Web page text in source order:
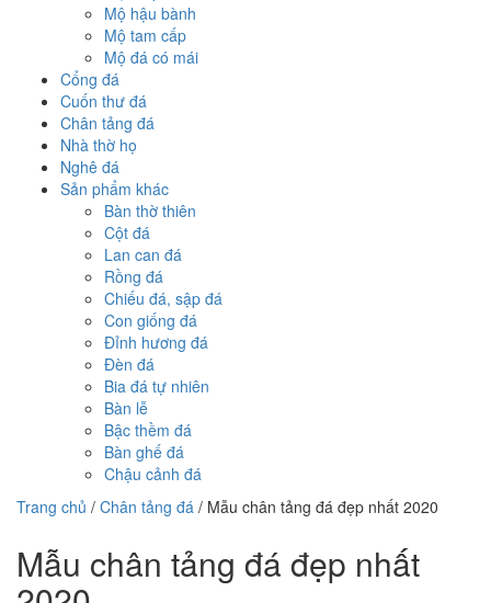
Mộ hậu bành
Mộ tam cấp
Mộ đá có mái
Cổng đá
Cuốn thư đá
Chân tảng đá
Nhà thờ họ
Nghê đá
Sản phẩm khác
Bàn thờ thiên
Cột đá
Lan can đá
Rồng đá
Chiếu đá, sập đá
Con giống đá
Đỉnh hương đá
Đèn đá
Bia đá tự nhiên
Bàn lễ
Bậc thềm đá
Bàn ghế đá
Chậu cảnh đá
Trang chủ / Chân tảng đá / Mẫu chân tảng đá đẹp nhất 2020
Mẫu chân tảng đá đẹp nhất